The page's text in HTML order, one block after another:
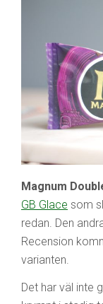
Magnum
GB Glace som
redan. Den
Recension
varianten.
Det har väl inte